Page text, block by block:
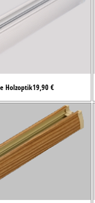
Holzoptik19,90 €